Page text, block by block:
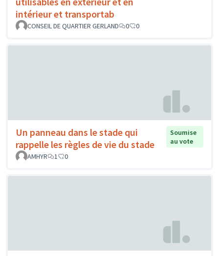
intérieur et transportab
CONSEIL DE QUARTIER GERLAND 0 0
Un panneau dans le stade qui
rappelle les règles de vie du stade
Soumise
au vote
AMHYR
1 0